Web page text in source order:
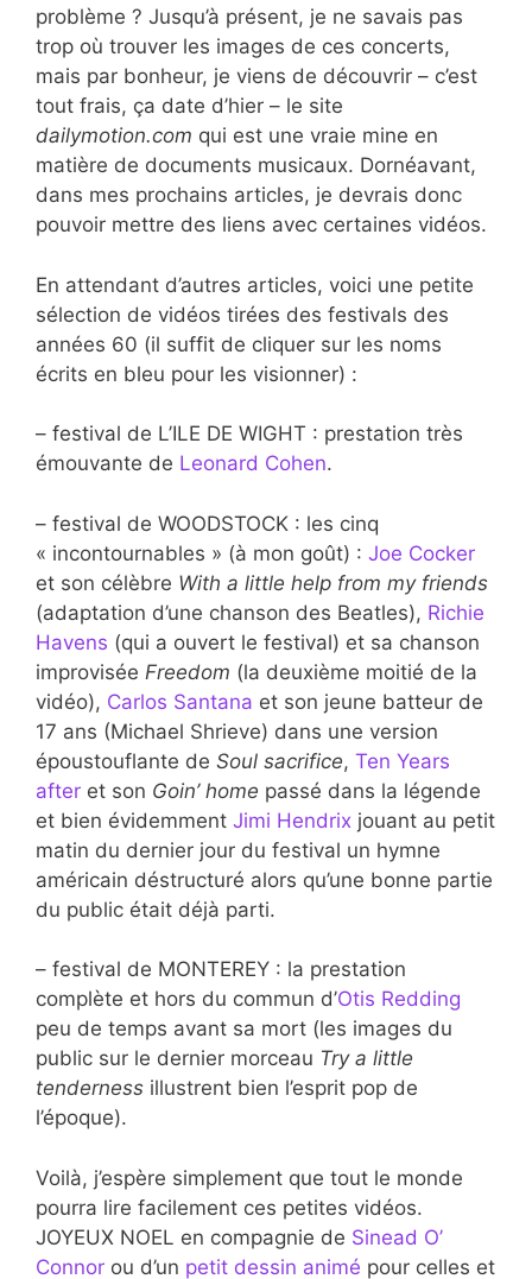
problème ? Jusqu’à présent, je ne savais pas
trop où trouver les images de ces concerts,
mais par bonheur, je viens de découvrir – c’est
tout frais, ça date d’hier – le site
dailymotion.com qui est une vraie mine en
matière de documents musicaux. Dornéavant,
dans mes prochains articles, je devrais donc
pouvoir mettre des liens avec certaines vidéos.
En attendant d’autres articles, voici une petite
sélection de vidéos tirées des festivals des
années 60 (il suffit de cliquer sur les noms
écrits en bleu pour les visionner) :
– festival de L’ILE DE WIGHT : prestation très
émouvante de Leonard Cohen.
– festival de WOODSTOCK : les cinq
« incontournables » (à mon goût) : Joe Cocker
et son célèbre With a little help from my friends
(adaptation d’une chanson des Beatles), Richie
Havens (qui a ouvert le festival) et sa chanson
improvisée Freedom (la deuxième moitié de la
vidéo), Carlos Santana et son jeune batteur de
17 ans (Michael Shrieve) dans une version
époustouflante de Soul sacrifice, Ten Years
after et son Goin’ home passé dans la légende
et bien évidemment Jimi Hendrix jouant au petit
matin du dernier jour du festival un hymne
américain déstructuré alors qu’une bonne partie
du public était déjà parti.
– festival de MONTEREY : la prestation
complète et hors du commun d’Otis Redding
peu de temps avant sa mort (les images du
public sur le dernier morceau Try a little
tenderness illustrent bien l’esprit pop de
l’époque).
Voilà, j’espère simplement que tout le monde
pourra lire facilement ces petites vidéos.
JOYEUX NOEL en compagnie de Sinead O’
Connor ou d’un petit dessin animé pour celles et